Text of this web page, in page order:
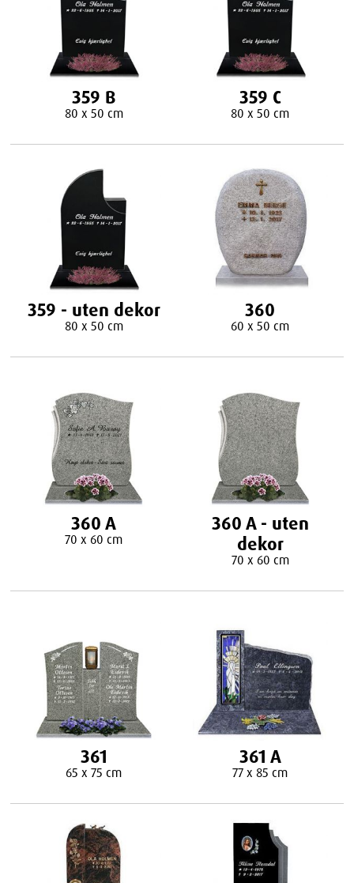
359 B
80 x 50 cm
359 C
80 x 50 cm
359 - uten dekor
80 x 50 cm
360
60 x 50 cm
360 A
70 x 60 cm
360 A - uten
dekor
70 x 60 cm
361
65 x 75 cm
361 A
77 x 85 cm